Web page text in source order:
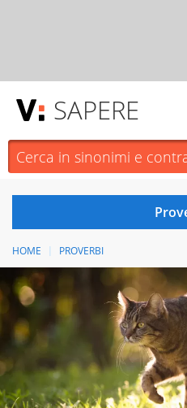
SAPERE
HOME PROVERBI